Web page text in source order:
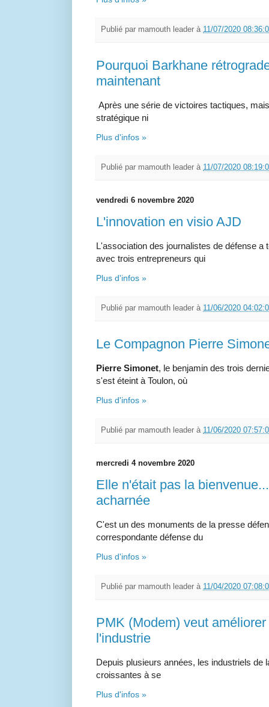
Publié par mamouth leader à 11/07/2020
Pourquoi Barkhane
maintenant
Après une série de victoires tactiques,
stratégique ni
Plus d'infos »
Publié par mamouth leader à 11/07/2020
vendredi 6 novembre 2020
L'innovation en visio AJD
L'association des journalistes de défense a
avec trois entrepreneurs qui
Plus d'infos »
Publié par mamouth leader à 11/06/2020
Le Compagnon Pierre
Pierre Simonet, le benjamin des trois
s'est éteint à Toulon, où
Plus d'infos »
Publié par mamouth leader à 11/06/2020
mercredi 4 novembre 2020
Elle n'était pas la
acharnée
C'est un des monuments de la presse
correspondante défense du
Plus d'infos »
Publié par mamouth leader à 11/04/2020
PMK (Modem) veut
l'industrie
Depuis plusieurs années, les industriels de
croissantes à se
Plus d'infos »